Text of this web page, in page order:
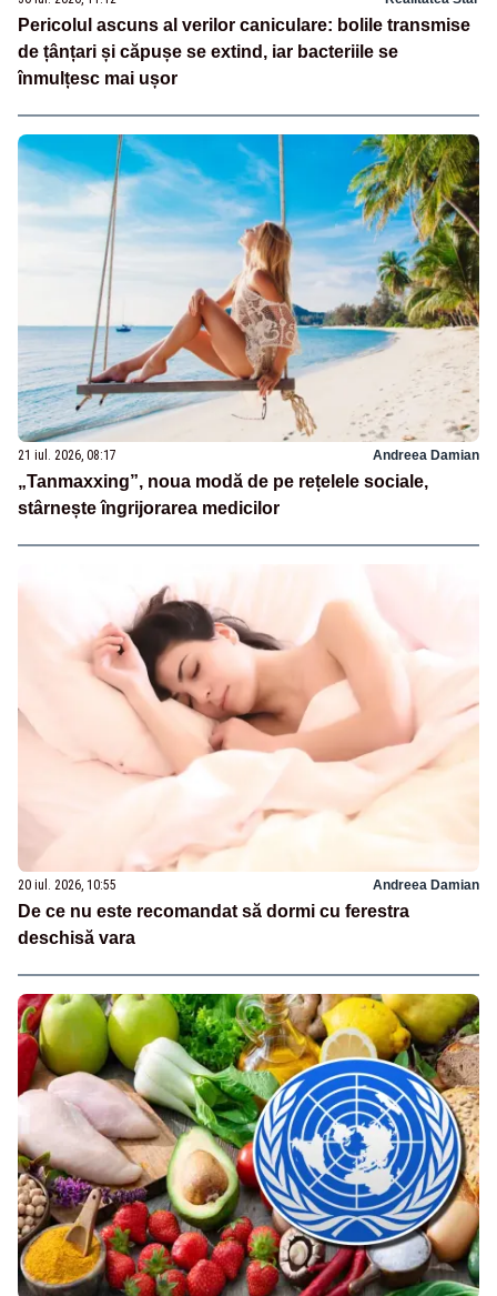
Pericolul ascuns al verilor caniculare: bolile transmise
de țânțari și căpușe se extind, iar bacteriile se
înmulțesc mai ușor
21 iul. 2026, 08:17 Andreea Damian
„Tanmaxxing”, noua modă de pe rețelele sociale,
stârnește îngrijorarea medicilor
20 iul. 2026, 10:55 Andreea Damian
De ce nu este recomandat să dormi cu ferestra
deschisă vara